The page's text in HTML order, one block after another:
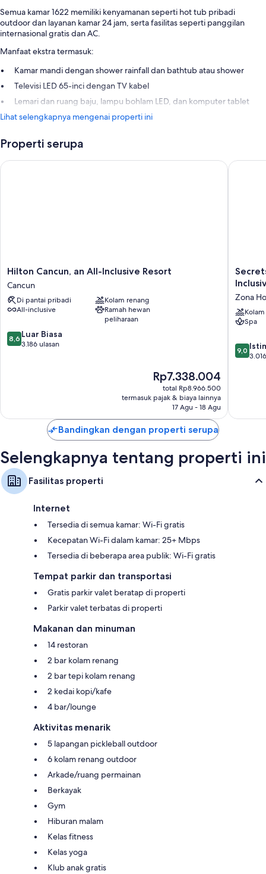
Semua kamar 1622 memiliki kenyamanan seperti hot tub pribadi
outdoor dan layanan kamar 24 jam, serta fasilitas seperti panggilan
internasional gratis dan AC.
Manfaat ekstra termasuk:
Kamar mandi dengan shower rainfall dan bathtub atau shower
Televisi LED 65-inci dengan TV kabel
Lemari dan ruang baju, lampu bohlam LED, dan komputer tablet
Lihat selengkapnya mengenai properti ini
Properti serupa
Hilton
Cancun,
an
All-
Inclusive
Cancun
Hilton Cancun, an All-Inclusive Resort
Cancun
Di pantai pribadi
Kolam renang
All-inclusive
Ramah hewan
peliharaan
8.6
dari
8,6 Luar Biasa
3.186 ulasan
Harga
sekarang
Rp7.338.004
Rp7.338.004
total Rp8.966.500
termasuk pajak & biaya lainnya
17 Agu - 18 Agu
Hilton Cancun, an All-Inclusive Resort
Secrets
The
Cancun
-
Adults
-
All
Zona
Spa
9.0
dari
9,0
Secrets
Bandingkan dengan properti serupa
Selengkapnya tentang properti ini
Fasilitas properti
Internet
Tersedia di semua kamar: Wi-Fi gratis
Kecepatan Wi-Fi dalam kamar: 25+ Mbps
Tersedia di beberapa area publik: Wi-Fi gratis
Tempat parkir dan transportasi
Gratis parkir valet beratap di properti
Parkir valet terbatas di properti
Makanan dan minuman
14 restoran
2 bar kolam renang
2 bar tepi kolam renang
2 kedai kopi/kafe
4 bar/lounge
Aktivitas menarik
5 lapangan pickleball outdoor
6 kolam renang outdoor
Arkade/ruang permainan
Berkayak
Gym
Hiburan malam
Kelas fitness
Kelas yoga
Klub anak gratis